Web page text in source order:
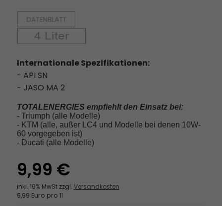
Internationale Spezifikationen:
- API SN
- JASO MA 2
TOTALENERGIES empfiehlt den Einsatz bei:
- Triumph (alle Modelle)
- KTM (alle, außer LC4 und Modelle bei denen 10W-
60 vorgegeben ist)
- Ducati (alle Modelle)
9,99 €
inkl. 19% MwSt zzgl. Versandkosten
9,99 Euro pro 1l